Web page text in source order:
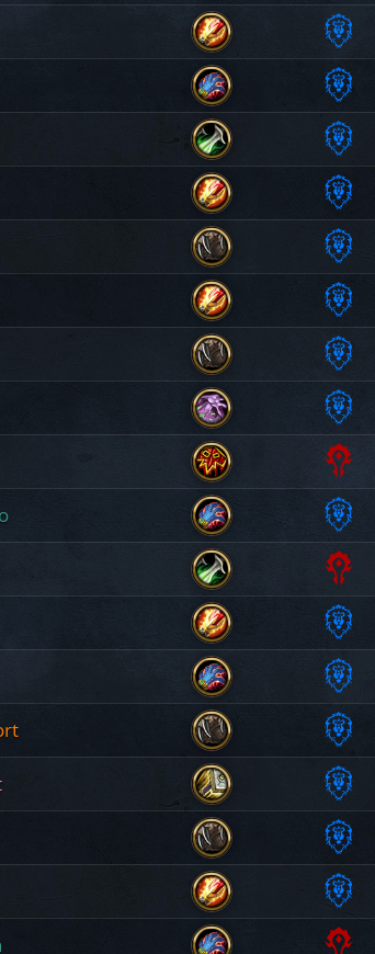
Ladra Orda
Maga Alleanza
Evocatrice Alleanza
Ladra Alleanza
Maga Alleanza
Druida Alleanza
Maga Alleanza
Druida Alleanza
Strega Alleanza
Sciamana Orda
Evocatrice Alleanza
Ladra Orda
Maga Alleanza
Evocatrice Alleanza
Druida Alleanza
Paladina Alleanza
Druida Alleanza
Alleanza